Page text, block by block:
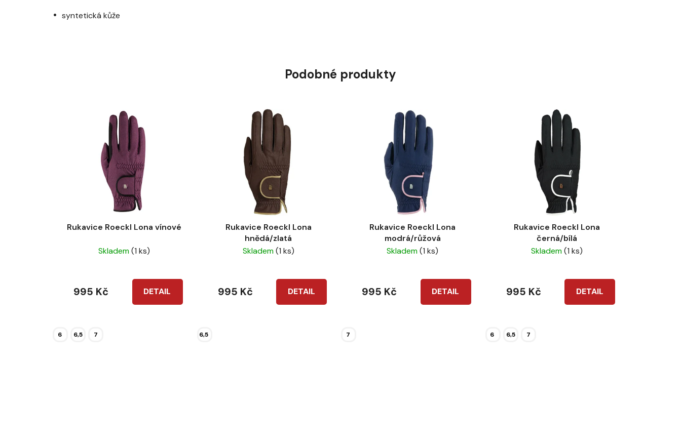
syntetická kůže
Podobné produkty
Rukavice Roeckl Lona vínové
Skladem(1 ks)
DETAIL
995 Kč
6 6,5 7
Rukavice Roeckl Lona
hnědá/zlatá
Skladem(1 ks)
DETAIL
995 Kč
6,5
Rukavice Roeckl Lona
modrá/růžová
Skladem(1 ks)
DETAIL
995 Kč
7
Rukavice Roeckl Lona
černá/bílá
Skladem(1 ks)
DETAIL
995 Kč
6 6,5 7